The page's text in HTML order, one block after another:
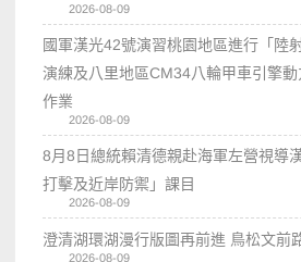
2026-08-09
國軍漢光42號演習桃園地區進行「陸
演練及八里地區CM34八輪甲車引擎
作業
2026-08-09
8月8日總統賴清德親赴海軍左營視導
打擊及近岸防禦」課目
2026-08-09
澄清湖環湖漫行版圖再前進 鳥松文前
2026-08-09